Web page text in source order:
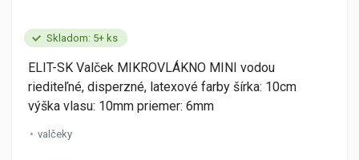
Skladom: 5+ ks
ELIT-SK Valček MIKROVLÁKNO MINI vodou
riediteľné, disperzné, latexové farby šírka: 10cm
výška vlasu: 10mm priemer: 6mm
valčeky